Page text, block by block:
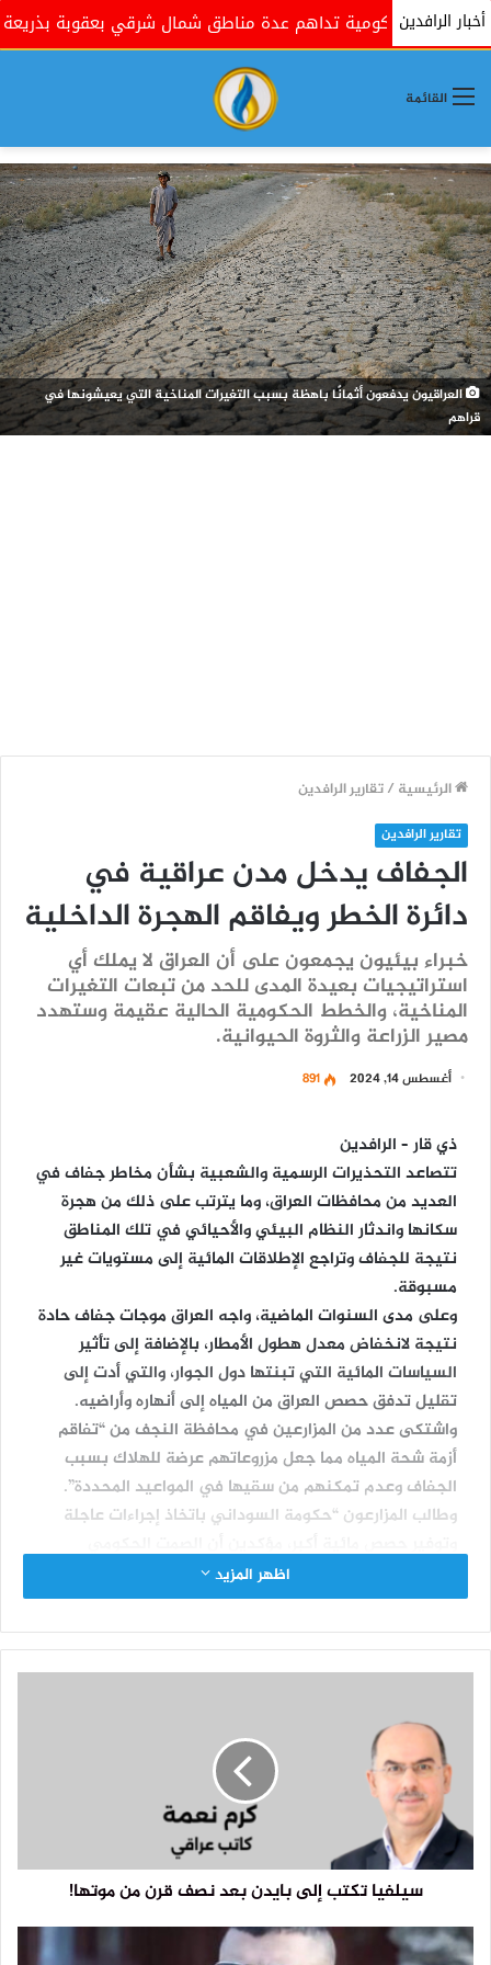
أخبار الرافدينالحكومية تداهم عدة مناطق شمال شرقي بعقوبة بذريعة
القائمة
العراقيون يدفعون أثمانًا باهظة بسبب التغيرات المناخية التي يعيشونها في
قراهم
الرئيسية /تقارير الرافدين
تقارير الرافدين
الجفاف يدخل مدن عراقية في
دائرة الخطر ويفاقم الهجرة الداخلية
خبراء بيئيون يجمعون على أن العراق لا يملك أي
استراتيجيات بعيدة المدى للحد من تبعات التغيرات
المناخية، والخطط الحكومية الحالية عقيمة وستهدد
مصير الزراعة والثروة الحيوانية.
أغسطس 14, 2024 891
ذي قار – الرافدين
تتصاعد التحذيرات الرسمية والشعبية بشأن مخاطر جفاف في
العديد من محافظات العراق، وما يترتب على ذلك من هجرة
سكانها واندثار النظام البيئي والأحيائي في تلك المناطق
نتيجة للجفاف وتراجع الإطلاقات المائية إلى مستويات غير
مسبوقة.
وعلى مدى السنوات الماضية، واجه العراق موجات جفاف حادة
نتيجة لانخفاض معدل هطول الأمطار، بالإضافة إلى تأثير
السياسات المائية التي تبنتها دول الجوار، والتي أدت إلى
تقليل تدفق حصص العراق من المياه إلى أنهاره وأراضيه.
واشتكى عدد من المزارعين في محافظة النجف من “تفاقم
أزمة شحة المياه مما جعل مزروعاتهم عرضة للهلاك بسبب
الجفاف وعدم تمكنهم من سقيها في المواعيد المحددة”.
وطالب المزارعون “حكومة السوداني باتخاذ إجراءات عاجلة
سيؤدي إلى تكبدهم خسائر مادية فادحة”.
النظام البيئي والأحيائي في الكثير من المدن العراقية مهدد بالاندثار
نتيجة للجفاف وتراجع الإطلاقات المائية
وانخفضت مساحة الأراضي الزراعية المسقية بمياه الأنهار في
اظهر المزيد
سيلفيا تكتب إلى بايدن بعد نصف قرن من موتها!